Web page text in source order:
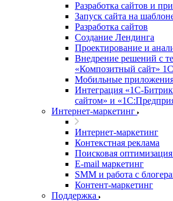
Разработка сайтов и
Запуск сайта на
Разработка сайтов
Создание Лендинга
Проектирование и
Внедрение решений с
«Композитный сайт»
Мобильные
Интеграция «1С-
сайтом» и
Интернет-маркетинг
Интернет-маркетинг
Контекстная реклама
Поисковая
E-mail маркетинг
SMM и работа с
Контент-маркетинг
Поддержка